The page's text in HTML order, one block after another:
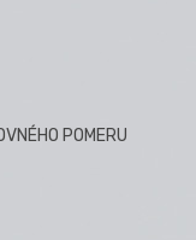
POMERU